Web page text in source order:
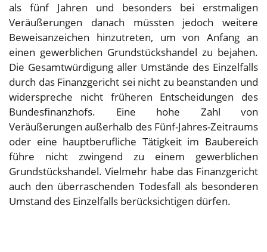
als fünf Jahren und besonders bei erstmaligen
Veräußerungen danach müssten jedoch weitere
Beweisanzeichen hinzutreten, um von Anfang an
einen gewerblichen Grundstückshandel zu bejahen.
Die Gesamtwürdigung aller Umstände des Einzelfalls
durch das Finanzgericht sei nicht zu beanstanden und
widerspreche nicht früheren Entscheidungen des
Bundesfinanzhofs. Eine hohe Zahl von
Veräußerungen außerhalb des Fünf-Jahres-Zeitraums
oder eine hauptberufliche Tätigkeit im Baubereich
führe nicht zwingend zu einem gewerblichen
Grundstückshandel. Vielmehr habe das Finanzgericht
auch den überraschenden Todesfall als besonderen
Umstand des Einzelfalls berücksichtigen dürfen.